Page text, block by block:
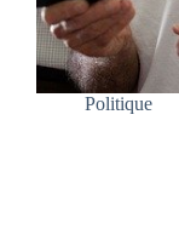
Politique